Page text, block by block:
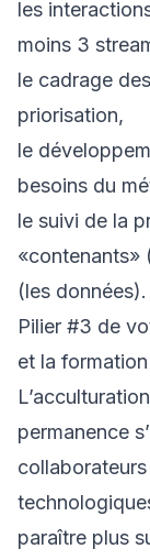
les
moins 3
le cadrage
priorisation,
le
besoins du
le suivi de la
«contenants»
(les données).
Pilier #3 de
et la formation
permanence
paraître plus